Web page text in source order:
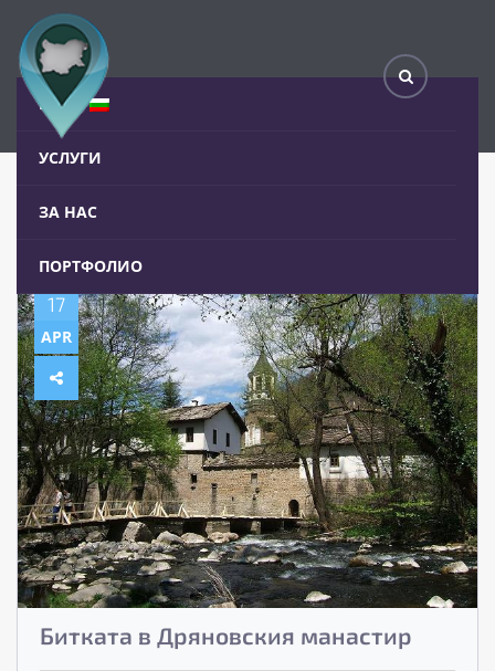
ЕЗИК:
УСЛУГИ
ЗА НАС
ПОРТФОЛИО
Битката в Дряновския манастир
Home Blog
17
APR
Битката в Дряновския манастир